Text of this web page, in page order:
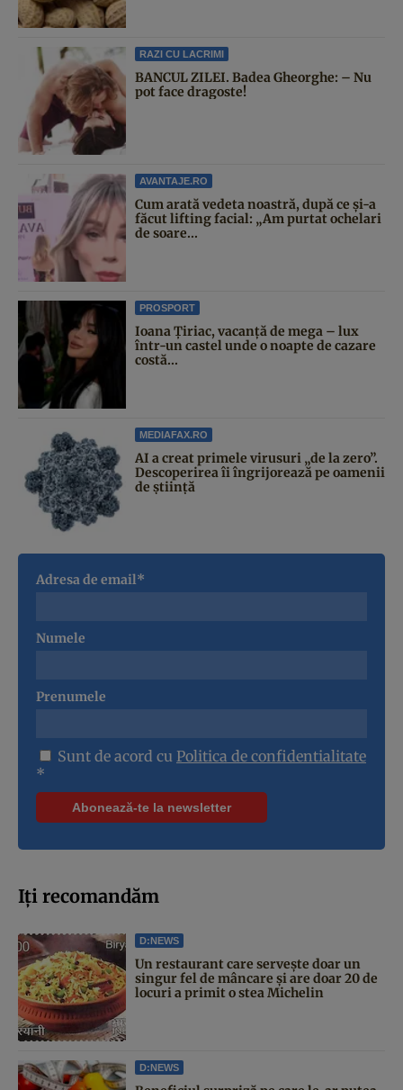
RAZI CU LACRIMI
BANCUL ZILEI. Badea Gheorghe: – Nu
pot face dragoste!
AVANTAJE.RO
Cum arată vedeta noastră, după ce și-a
făcut lifting facial: „Am purtat ochelari
de soare...
PROSPORT
Ioana Țiriac, vacanță de mega – lux
într-un castel unde o noapte de cazare
costă...
MEDIAFAX.RO
AI a creat primele virusuri „de la zero”.
Descoperirea îi îngrijorează pe oamenii
de știință
Adresa de email*
Numele
Prenumele
Sunt de acord cu Politica de confidentialitate
*
Iți recomandăm
D:NEWS
Un restaurant care servește doar un
singur fel de mâncare și are doar 20 de
locuri a primit o stea Michelin
D:NEWS